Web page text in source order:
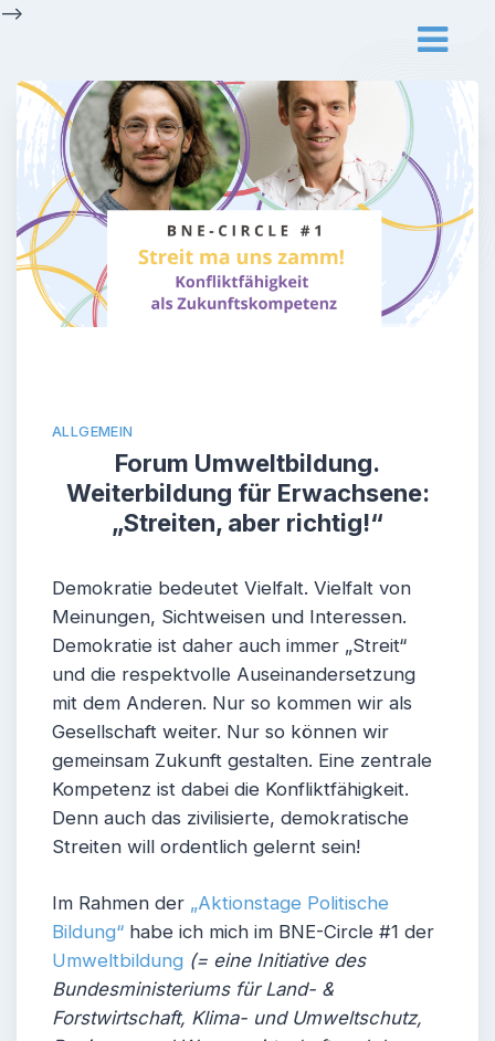
Skip
-->
ALLGEMEIN
Forum Umweltbildung.
Weiterbildung für Erwachsene:
„Streiten, aber richtig!“
Demokratie bedeutet Vielfalt. Vielfalt von
Meinungen, Sichtweisen und Interessen.
Demokratie ist daher auch immer „Streit“
und die respektvolle Auseinandersetzung
mit dem Anderen. Nur so kommen wir als
Gesellschaft weiter. Nur so können wir
gemeinsam Zukunft gestalten. Eine zentrale
Kompetenz ist dabei die Konfliktfähigkeit.
Denn auch das zivilisierte, demokratische
Streiten will ordentlich gelernt sein!
Im Rahmen der „Aktionstage Politische
Bildung“ habe ich mich im BNE-Circle #1 der
Umweltbildung (= eine Initiative des
Bundesministeriums für Land- &
Forstwirtschaft, Klima- und Umweltschutz,